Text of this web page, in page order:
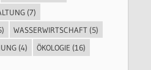
(7)
WASSERWIRTSCHAFT (5)
(4) ÖKOLOGIE (16)